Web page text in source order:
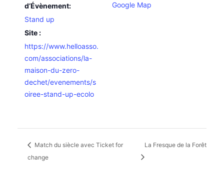
d’Évènement:
Stand up
Site :
https://www.helloasso.
com/associations/la-
maison-du-zero-
dechet/evenements/s
oiree-stand-up-ecolo
Google Map
Match du siècle avec Ticket for
change
La Fresque de la Forêt